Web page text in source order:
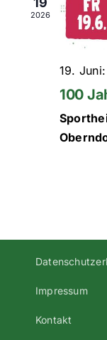
2026
19.
100
Impressum
Kontakt